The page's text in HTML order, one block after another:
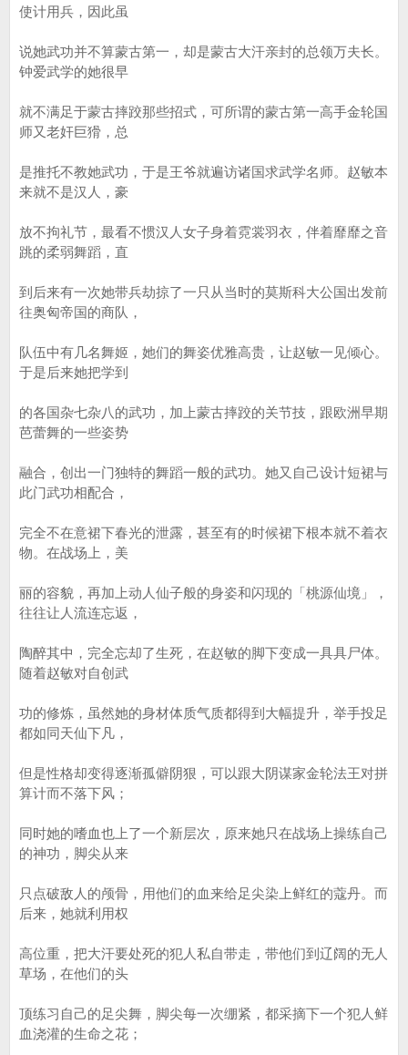
使计用兵，因此虽
说她武功并不算蒙古第一，却是蒙古大汗亲封的总领万夫长。
钟爱武学的她很早
就不满足于蒙古摔跤那些招式，可所谓的蒙古第一高手金轮国
师又老奸巨猾，总
是推托不教她武功，于是王爷就遍访诸国求武学名师。赵敏本
来就不是汉人，豪
放不拘礼节，最看不惯汉人女子身着霓裳羽衣，伴着靡靡之音
跳的柔弱舞蹈，直
到后来有一次她带兵劫掠了一只从当时的莫斯科大公国出发前
往奥匈帝国的商队，
队伍中有几名舞姬，她们的舞姿优雅高贵，让赵敏一见倾心。
于是后来她把学到
的各国杂七杂八的武功，加上蒙古摔跤的关节技，跟欧洲早期
芭蕾舞的一些姿势
融合，创出一门独特的舞蹈一般的武功。她又自己设计短裙与
此门武功相配合，
完全不在意裙下春光的泄露，甚至有的时候裙下根本就不着衣
物。在战场上，美
丽的容貌，再加上动人仙子般的身姿和闪现的「桃源仙境」，
往往让人流连忘返，
陶醉其中，完全忘却了生死，在赵敏的脚下变成一具具尸体。
随着赵敏对自创武
功的修炼，虽然她的身材体质气质都得到大幅提升，举手投足
都如同天仙下凡，
但是性格却变得逐渐孤僻阴狠，可以跟大阴谋家金轮法王对拼
算计而不落下风；
同时她的嗜血也上了一个新层次，原来她只在战场上操练自己
的神功，脚尖从来
只点破敌人的颅骨，用他们的血来给足尖染上鲜红的蔻丹。而
后来，她就利用权
高位重，把大汗要处死的犯人私自带走，带他们到辽阔的无人
草场，在他们的头
顶练习自己的足尖舞，脚尖每一次绷紧，都采摘下一个犯人鲜
血浇灌的生命之花；